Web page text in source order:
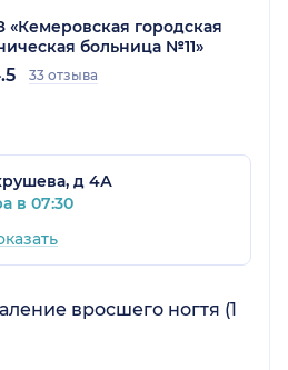
«Кемеровская городская
больница №11»
33 отзыва
д 4А
в 07:30
вросшего ногтя (1